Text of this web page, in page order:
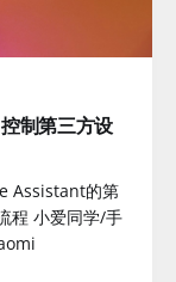
制第三方设
Assistant的第
程 小爱同学/手